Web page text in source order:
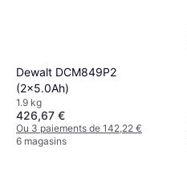
Dewalt DCM849P2
(2x5.0Ah)
1.9 kg
426,67 €
Ou 3 paiements de 142,22 €
6 magasins